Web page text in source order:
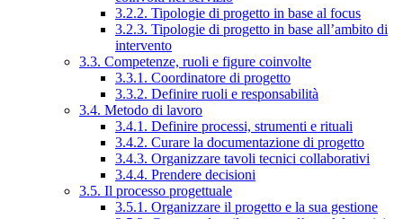
3.2.2. Tipologie di progetto in base al focus
3.2.3. Tipologie di progetto in base all’ambito di
intervento
3.3. Competenze, ruoli e figure coinvolte
3.3.1. Coordinatore di progetto
3.3.2. Definire ruoli e responsabilità
3.4. Metodo di lavoro
3.4.1. Definire processi, strumenti e rituali
3.4.2. Curare la documentazione di progetto
3.4.3. Organizzare tavoli tecnici collaborativi
3.4.4. Prendere decisioni
3.5. Il processo progettuale
3.5.1. Organizzare il progetto e la sua gestione